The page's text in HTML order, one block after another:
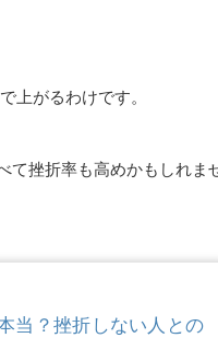
上がるわけです。
て挫折率も高めかもしれま
当？挫折しない人との